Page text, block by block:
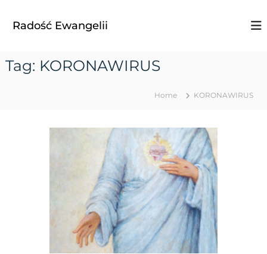
Radość Ewangelii
Tag: KORONAWIRUS
Home KORONAWIRUS